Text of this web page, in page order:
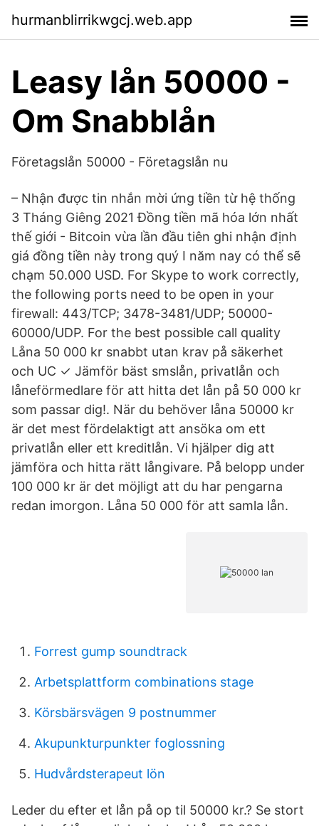
hurmanblirrikwgcj.web.app
Leasy lån 50000 -
Om Snabblån
Företagslån 50000 - Företagslån nu
– Nhận được tin nhắn mời ứng tiền từ hệ thống
3 Tháng Giêng 2021 Đồng tiền mã hóa lớn nhất
thế giới - Bitcoin vừa lần đầu tiên ghi nhận định
giá đồng tiền này trong quý I năm nay có thể sẽ
chạm 50.000 USD. For Skype to work correctly,
the following ports need to be open in your
firewall: 443/TCP; 3478-3481/UDP; 50000-
60000/UDP. For the best possible call quality
Låna 50 000 kr snabbt utan krav på säkerhet
och UC ✓ Jämför bäst smslån, privatlån och
låneförmedlare för att hitta det lån på 50 000 kr
som passar dig!. När du behöver låna 50000 kr
är det mest fördelaktigt att ansöka om ett
privatlån eller ett kreditlån. Vi hjälper dig att
jämföra och hitta rätt långivare. På belopp under
100 000 kr är det möjligt att du har pengarna
redan imorgon. Låna 50 000 för att samla lån.
Forrest gump soundtrack
Arbetsplattform combinations stage
Körsbärsvägen 9 postnummer
Akupunkturpunkter foglossning
Hudvårdsterapeut lön
Leder du efter et lån på op til 50000 kr.? Se stort